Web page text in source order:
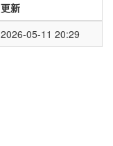
更新
2026-05-11 20:29